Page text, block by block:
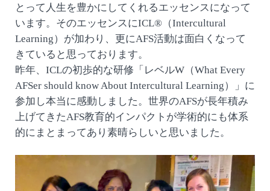
とって人生を豊かにしてくれるエッセンスになって
います。そのエッセンスにICL®（Intercultural
Learning）が加わり、更にAFS活動は面白くなって
きていると思っております。
昨年、ICLの初歩的な研修「レベルW（What Every
AFSer should know About Intercultural Learning）」に
参加し本当に感動しました。世界のAFSが長年積み
上げてきたAFS教育的インパクトが学術的にも体系
的にまとまってあり素晴らしいと思いました。